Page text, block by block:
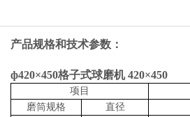
产品规格和技术参数：
ф420×450格子式球磨机 420×450
项目
磨筒规格
直径